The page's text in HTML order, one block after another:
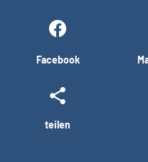
Facebook
teilen